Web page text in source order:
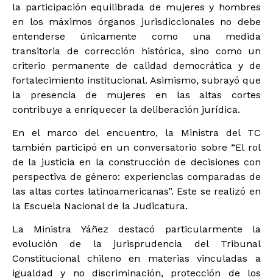
la participación equilibrada de mujeres y hombres
en los máximos órganos jurisdiccionales no debe
entenderse únicamente como una medida
transitoria de corrección histórica, sino como un
criterio permanente de calidad democrática y de
fortalecimiento institucional. Asimismo, subrayó que
la presencia de mujeres en las altas cortes
contribuye a enriquecer la deliberación jurídica.
En el marco del encuentro, la Ministra del TC
también participó en un conversatorio sobre “El rol
de la justicia en la construcción de decisiones con
perspectiva de género: experiencias comparadas de
las altas cortes latinoamericanas”. Este se realizó en
la Escuela Nacional de la Judicatura.
La Ministra Yáñez destacó particularmente la
evolución de la jurisprudencia del Tribunal
Constitucional chileno en materias vinculadas a
igualdad y no discriminación, protección de los